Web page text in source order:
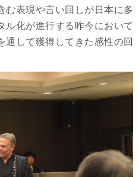
む表現や言い回しが日本に多
ル化が進行する昨今において
通して獲得してきた感性の回